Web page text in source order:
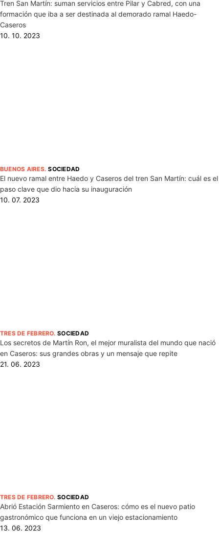
Tren San Martín: suman servicios entre Pilar y Cabred, con una
formación que iba a ser destinada al demorado ramal Haedo-
Caseros
10. 10. 2023
BUENOS AIRES.SOCIEDAD
El nuevo ramal entre Haedo y Caseros del tren San Martín: cuál es el
paso clave que dio hacia su inauguración
10. 07. 2023
TRES DE FEBRERO.SOCIEDAD
Los secretos de Martín Ron, el mejor muralista del mundo que nació
en Caseros: sus grandes obras y un mensaje que repite
21. 06. 2023
TRES DE FEBRERO.SOCIEDAD
Abrió Estación Sarmiento en Caseros: cómo es el nuevo patio
gastronómico que funciona en un viejo estacionamiento
13. 06. 2023